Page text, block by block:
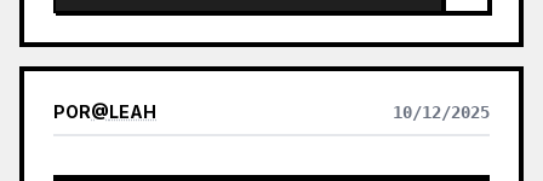
POR@LEAH 10/12/2025